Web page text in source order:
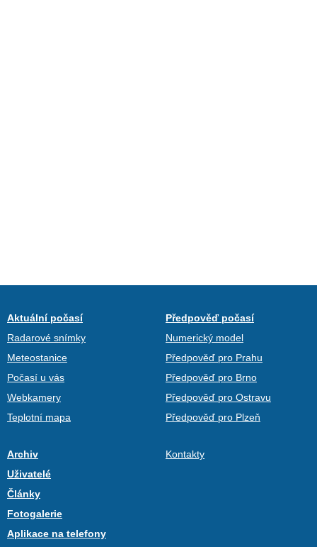
Aktuální počasí
Radarové snímky
Meteostanice
Počasí u vás
Webkamery
Teplotní mapa
Předpověď počasí
Numerický model
Předpověď pro Prahu
Předpověď pro Brno
Předpověď pro Ostravu
Předpověď pro Plzeň
Archiv
Uživatelé
Články
Fotogalerie
Aplikace na telefony
Kontakty